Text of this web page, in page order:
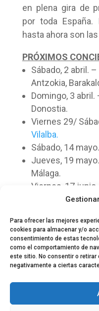
Para ofrecer las mejores
cookies para almacenar y/o
consentimiento de estas
como el comportamiento de
este sitio. No consentir o
negativamente a ciertas
en plena gira de
por toda España.
hasta ahora son
PRÓXIMOS
Sábado, 2 abril.
Antzokia,
Domingo, 3
Donostia.
Viernes 29/
Vilalba.
Sábado, 14
Jueves, 19
Málaga.
Viernes, 17
Artes, Madrid.
Equipo